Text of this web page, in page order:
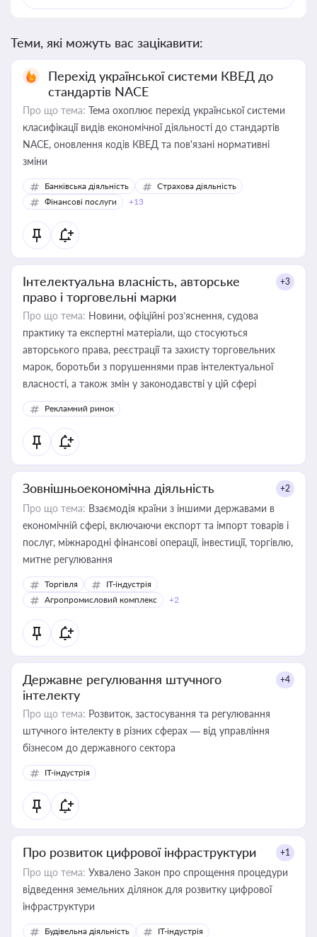
Теми, які можуть вас зацікавити:
Перехід української системи КВЕД до
стандартів NACE
Про що тема: Тема охоплює перехід української системи
класифікації видів економічної діяльності до стандартів
NACE, оновлення кодів КВЕД та пов'язані нормативні
зміни
Банківська діяльність
Страхова діяльність
Фінансові послуги
+13
Інтелектуальна власність, авторське
право і торговельні марки
+3
Про що тема: Новини, офіційні роз’яснення, судова
практику та експертні матеріали, що стосуються
авторського права, реєстрації та захисту торговельних
марок, боротьби з порушеннями прав інтелектуальної
власності, а також змін у законодавстві у цій сфері
Рекламний ринок
Зовнішньоекономічна діяльність +2
Про що тема: Взаємодія країни з іншими державами в
економічній сфері, включаючи експорт та імпорт товарів і
послуг, міжнародні фінансові операції, інвестиції, торгівлю,
митне регулювання
Торгівля
IT-індустрія
Агропромисловий комплекс
+2
Державне регулювання штучного
інтелекту
+4
Про що тема: Розвиток, застосування та регулювання
штучного інтелекту в різних сферах — від управління
бізнесом до державного сектора
IT-індустрія
Про розвиток цифрової інфраструктури +1
Про що тема: Ухвалено Закон про спрощення процедури
відведення земельних ділянок для розвитку цифрової
інфраструктури
Будівельна діяльність IT-індустрія